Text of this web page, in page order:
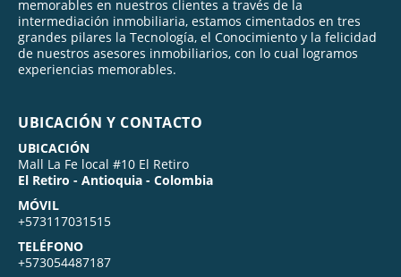
memorables en nuestros clientes a través de la
intermediación inmobiliaria, estamos cimentados en tres
grandes pilares la Tecnología, el Conocimiento y la felicidad
de nuestros asesores inmobiliarios, con lo cual logramos
experiencias memorables.
UBICACIÓN Y CONTACTO
UBICACIÓN
Mall La Fe local #10 El Retiro
El Retiro - Antioquia - Colombia
MÓVIL
+573117031515
TELÉFONO
+573054487187